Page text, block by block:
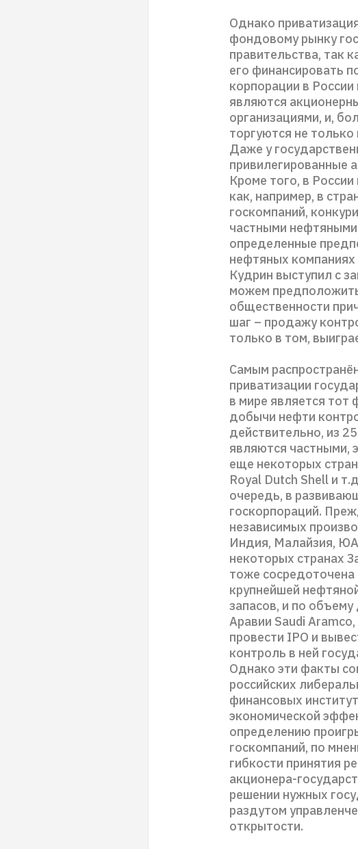
Однако
фондовому рынку
правительства, так
его финансировать
корпорации в
являются
организациями, и,
торгуются не
Даже у
привилегированные
Кроме того, в
как, например, в
госкомпаний,
частными
определенные
нефтяных компаниях
Кудрин выступил с
можем
общественности
шаг – продажу
только в том,
Самым
приватизации
в мире является тот
добычи нефти
действительно, из
являются частными,
еще некоторых
Royal Dutch Shell и
очередь, в
госкорпораций.
независимых
Индия, Малайзия,
некоторых странах
тоже сосредоточена
крупнейшей
запасов, и по
Аравии Saudi
провести IPO и
контроль в ней
Однако эти факты
российских
финансовых
экономической
определению
госкомпаний, по
гибкости принятия
акционера-
решении нужных
раздутом
открытости.